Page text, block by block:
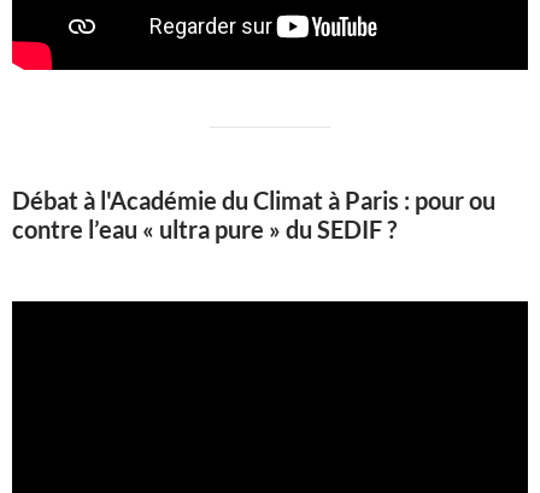
Débat à l'Académie du Climat à Paris : pour ou
contre l’eau « ultra pure » du SEDIF ?